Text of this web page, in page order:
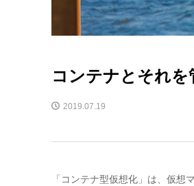
コンテナとそれ
2019.07.19
「コンテナ型仮想化」は、仮